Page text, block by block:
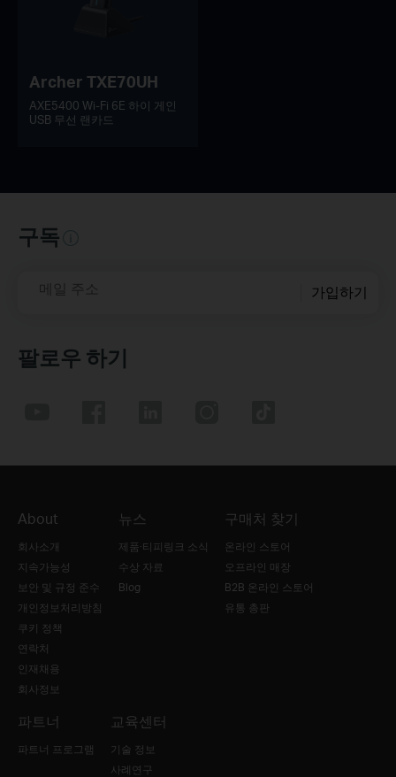
Archer TXE70UH
AXE5400 Wi-Fi 6E 하이 게인
USB 무선 랜카드
구독
메일 주소 가입하기
팔로우 하기
About
회사소개
지속가능성
보안 및 규정 준수
개인정보처리방침
쿠키 정책
연락처
인재채용
회사정보
뉴스
제품·티피링크 소식
수상 자료
Blog
구매처 찾기
온라인 스토어
오프라인 매장
B2B 온라인 스토어
유통 총판
파트너
파트너 프로그램
교육센터
기술 정보
사례연구